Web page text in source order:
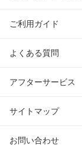
ご利用ガイド
よくある質問
アフターサービス
サイトマップ
お問い合わせ